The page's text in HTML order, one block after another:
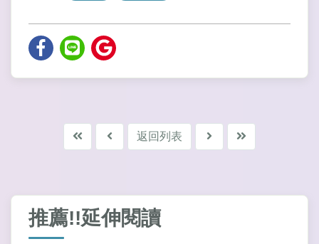
返回列表
推薦!!延伸閱讀